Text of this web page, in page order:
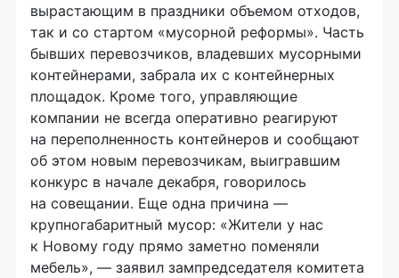
вырастающим в праздники объемом отходов,
так и со стартом «мусорной реформы». Часть
бывших перевозчиков, владевших мусорными
контейнерами, забрала их с контейнерных
площадок. Кроме того, управляющие
компании не всегда оперативно реагируют
на переполненность контейнеров и сообщают
об этом новым перевозчикам, выигравшим
конкурс в начале декабря, говорилось
на совещании. Еще одна причина —
крупногабаритный мусор: «Жители у нас
к Новому году прямо заметно поменяли
мебель», — заявил зампредседателя комитета